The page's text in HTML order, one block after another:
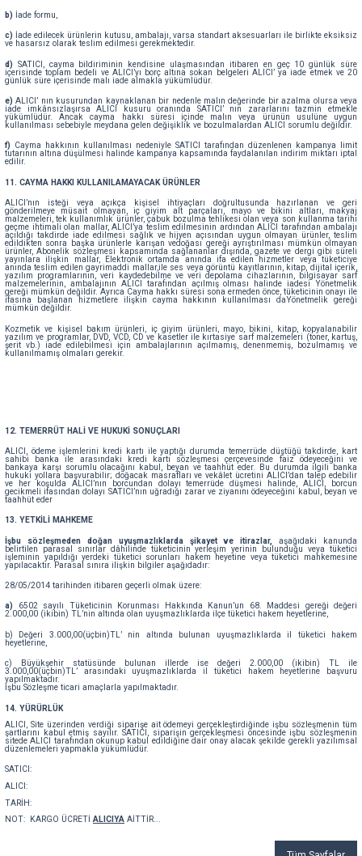
b) İade formu,
c) İade edilecek ürünlerin kutusu, ambalajı, varsa standart aksesuarları ile birlikte eksiksiz
ve hasarsız olarak teslim edilmesi gerekmektedir.
d) SATICI, cayma bildiriminin kendisine ulaşmasından itibaren en geç 10 günlük süre
içerisinde toplam bedeli ve ALICI’yı borç altına sokan belgeleri ALICI’ ya iade etmek ve 20
günlük süre içerisinde malı iade almakla yükümlüdür.
e) ALICI’ nın kusurundan kaynaklanan bir nedenle malın değerinde bir azalma olursa veya
iade imkânsızlaşırsa ALICI kusuru oranında SATICI’ nın zararlarını tazmin etmekle
yükümlüdür. Ancak cayma hakkı süresi içinde malın veya ürünün usulüne uygun
kullanılması sebebiyle meydana gelen değişiklik ve bozulmalardan ALICI sorumlu değildir.
f) Cayma hakkının kullanılması nedeniyle SATICI tarafından düzenlenen kampanya limit
tutarının altına düşülmesi halinde kampanya kapsamında faydalanılan indirim miktarı iptal
edilir.
11. CAYMA HAKKI KULLANILAMAYACAK ÜRÜNLER
ALICI’nın isteği veya açıkça kişisel ihtiyaçları doğrultusunda hazırlanan ve geri
gönderilmeye müsait olmayan, iç giyim alt parçaları, mayo ve bikini altları, makyaj
malzemeleri, tek kullanımlık ürünler, çabuk bozulma tehlikesi olan veya son kullanma tarihi
geçme ihtimali olan mallar, ALICI’ya teslim edilmesinin ardından ALICI tarafından ambalajı
açıldığı takdirde iade edilmesi sağlık ve hijyen açısından uygun olmayan ürünler, teslim
edildikten sonra başka ürünlerle karışan vedoğası gereği ayrıştırılması mümkün olmayan
ürünler, Abonelik sözleşmesi kapsamında sağlananlar dışında, gazete ve dergi gibi süreli
yayınlara ilişkin mallar, Elektronik ortamda anında ifa edilen hizmetler veya tüketiciye
anında teslim edilen gayrimaddi mallar,ile ses veya görüntü kayıtlarının, kitap, dijital içerik,
yazılım programlarının, veri kaydedebilme ve veri depolama cihazlarının, bilgisayar sarf
malzemelerinin, ambalajının ALICI tarafından açılmış olması halinde iadesi Yönetmelik
gereği mümkün değildir. Ayrıca Cayma hakkı süresi sona ermeden önce, tüketicinin onayı ile
ifasına başlanan hizmetlere ilişkin cayma hakkının kullanılması daYönetmelik gereği
mümkün değildir.
Kozmetik ve kişisel bakım ürünleri, iç giyim ürünleri, mayo, bikini, kitap, kopyalanabilir
yazılım ve programlar, DVD, VCD, CD ve kasetler ile kırtasiye sarf malzemeleri (toner, kartuş,
şerit vb.) iade edilebilmesi için ambalajlarının açılmamış, denenmemiş, bozulmamış ve
kullanılmamış olmaları gerekir.
12. TEMERRÜT HALİ VE HUKUKİ SONUÇLARI
ALICI, ödeme işlemlerini kredi kartı ile yaptığı durumda temerrüde düştüğü takdirde, kart
sahibi banka ile arasındaki kredi kartı sözleşmesi çerçevesinde faiz ödeyeceğini ve
bankaya karşı sorumlu olacağını kabul, beyan ve taahhüt eder. Bu durumda ilgili banka
hukuki yollara başvurabilir; doğacak masrafları ve vekâlet ücretini ALICI’dan talep edebilir
ve her koşulda ALICI’nın borcundan dolayı temerrüde düşmesi halinde, ALICI, borcun
gecikmeli ifasından dolayı SATICI’nın uğradığı zarar ve ziyanını ödeyeceğini kabul, beyan ve
taahhüt eder
13. YETKİLİ MAHKEME
İşbu sözleşmeden doğan uyuşmazlıklarda şikayet ve itirazlar,
aşağıdaki kanunda
belirtilen parasal sınırlar dâhilinde tüketicinin yerleşim yerinin bulunduğu veya tüketici
işleminin yapıldığı yerdeki tüketici sorunları hakem heyetine veya tüketici mahkemesine
yapılacaktır. Parasal sınıra ilişkin bilgiler aşağıdadır:
28/05/2014 tarihinden itibaren geçerli olmak üzere:
a)
6502 sayılı Tüketicinin Korunması Hakkında Kanun’un 68. Maddesi gereği değeri
2.000,00 (ikibin) TL’nin altında olan uyuşmazlıklarda ilçe tüketici hakem heyetlerine,
b) Değeri 3.000,00(üçbin)TL’ nin altında bulunan uyuşmazlıklarda il tüketici hakem
heyetlerine,
c) Büyükşehir statüsünde bulunan illerde ise değeri 2.000,00 (ikibin) TL ile
3.000,00(üçbin)TL’ arasındaki uyuşmazlıklarda il tüketici hakem heyetlerine başvuru
yapılmaktadır.
İşbu Sözleşme ticari amaçlarla yapılmaktadır.
14. YÜRÜRLÜK
ALICI, Site üzerinden verdiği siparişe ait ödemeyi gerçekleştirdiğinde işbu sözleşmenin tüm
şartlarını kabul etmiş sayılır. SATICI, siparişin gerçekleşmesi öncesinde işbu sözleşmenin
sitede ALICI tarafından okunup kabul edildiğine dair onay alacak şekilde gerekli yazılımsal
düzenlemeleri yapmakla yükümlüdür.
SATICI:
ALICI:
TARİH:
NOT: KARGO ÜCRETİ ALICIYA AİTTİR...